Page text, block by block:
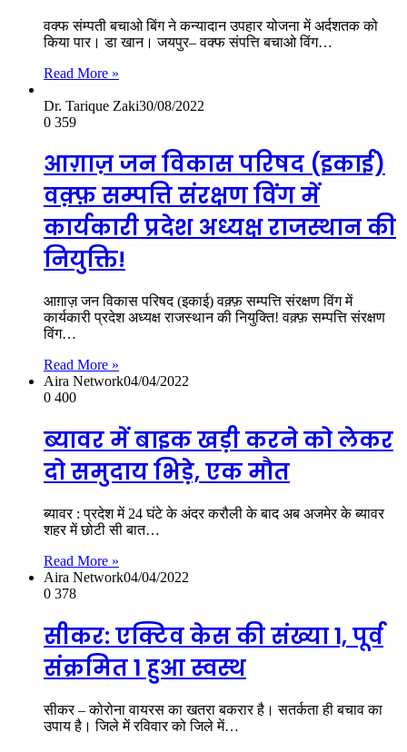
वक्फ संम्पती बचाओ बिंग ने कन्यादान उपहार योजना में अर्दशतक को
किया पार। डा खान। जयपुर– वक्फ संपत्ति बचाओ विंग…
Read More »
Dr. Tarique Zaki30/08/2022
0 359
आग़ाज़ जन विकास परिषद (इकाई)
वक़्फ़ सम्पत्ति संरक्षण विंग में
कार्यकारी प्रदेश अध्यक्ष राजस्थान की
नियुक्ति!
आग़ाज़ जन विकास परिषद (इकाई) वक़्फ़ सम्पत्ति संरक्षण विंग में
कार्यकारी प्रदेश अध्यक्ष राजस्थान की नियुक्ति! वक़्फ़ सम्पत्ति संरक्षण
विंग…
Read More »
Aira Network04/04/2022
0 400
ब्यावर में बाइक खड़ी करने को लेकर
दो समुदाय भिड़े, एक मौत
ब्यावर : प्रदेश में 24 घंटे के अंदर करौली के बाद अब अजमेर के ब्यावर
शहर में छोटी सी बात…
Read More »
Aira Network04/04/2022
0 378
सीकर: एक्टिव केस की संख्या 1, पूर्व
संक्रमित 1 हुआ स्वस्थ
सीकर – कोरोना वायरस का खतरा बकरार है। सतर्कता ही बचाव का
उपाय है। जिले में रविवार को जिले में…